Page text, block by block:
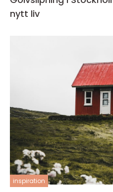
nytt liv
inspiration